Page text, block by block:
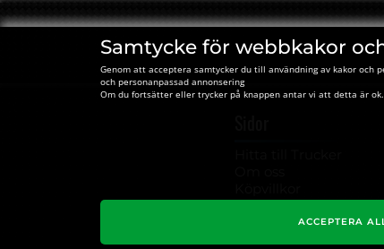
Samtycke för webbkakor
Genom att acceptera samtycker du till användning av kakor och
och personanpassad annonsering
Om du fortsätter eller trycker på knappen antar vi att detta är ok.
ACCEPTERA
Kontakta oss